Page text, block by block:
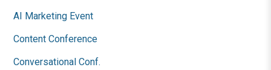
AI Marketing Event
Content Conference
Conversational Conf.